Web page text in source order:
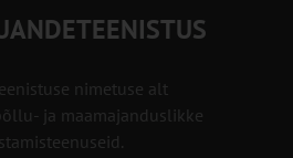
nimetuse alt
ja maamajanduslikke